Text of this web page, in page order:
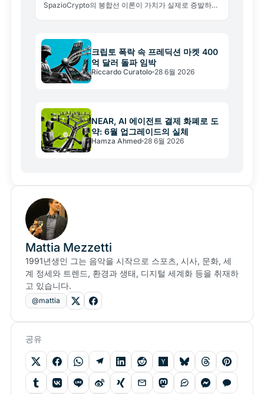
SpazioCrypto의 봉합선 이론이 가치가 실제로 증발하는
크립토 폭락 속 프레딕션 마켓 400
억 달러 돌파 임박
Riccardo Curatolo 28 6월 2026
NEAR, AI 에이전트 결제 화폐로 도
약: 6월 업그레이드의 실체
Hamza Ahmed 28 6월 2026
Mattia Mezzetti
1991년생인 그는 음악을 시작으로 스포츠, 시사, 문화, 세
계 정세와 트렌드, 환경과 생태, 디지털 세계화 등을 취재하
고 있습니다.
@mattia
공유